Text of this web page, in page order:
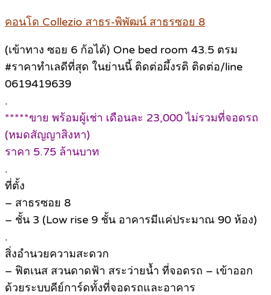
คอนโด Collezio สาธร-พิพัฒน์ สาธรซอย 8
(เข้าทาง ซอย 6 ก้อได้) One bed room 43.5 ตรม
#ราคาทำเลดีที่สุด ในย่านนี้ ติดต่อผึ้งรติ ติดต่อ/line
0619419639
.
*****ขาย พร้อมผู้เช่า เดือนละ 23,000 ไม่รวมที่จอดรถ
(หมดสัญญาสิงหา)
ราคา 5.75 ล้านบาท
.
ที่ตั้ง
– สาธรซอย 8
– ชั้น 3 (Low rise 9 ชั้น อาคารมีแค่ประมาณ 90 ห้อง)
.
สิ่งอำนวยความสะดวก
– ฟิตเนส สวนดาดฟ้า สระว่ายน้ำ ที่จอดรถ – เข้าออก
ด้วยระบบคีย์การ์ดทั้งที่จอดรถและอาคาร